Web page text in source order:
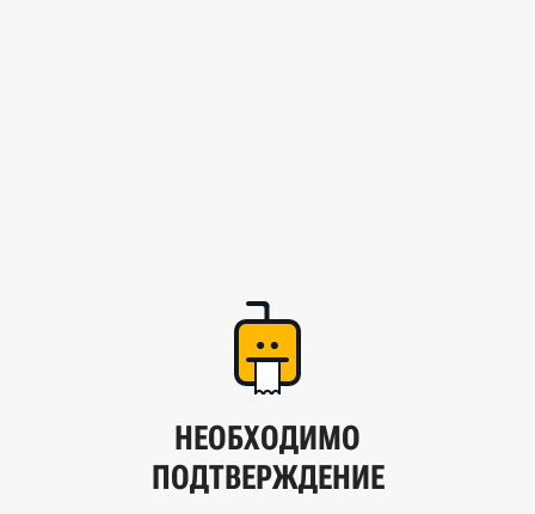
НЕОБХОДИМО
ПОДТВЕРЖДЕНИЕ